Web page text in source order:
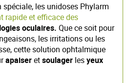
les unidoses Phylarm
rapide et efficace des
oculaires. Que ce soit pour
les irritations ou les
cette solution ophtalmique
apaiseretsoulager lesyeux